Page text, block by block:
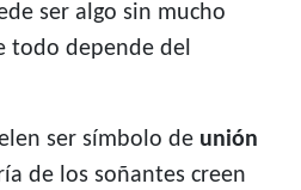
ser algo sin mucho
todo depende del
ser símbolo de unión
de los soñantes creen